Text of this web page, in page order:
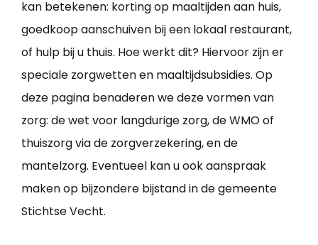
kan betekenen: korting op maaltijden aan huis,
goedkoop aanschuiven bij een lokaal restaurant,
of hulp bij u thuis. Hoe werkt dit? Hiervoor zijn er
speciale zorgwetten en maaltijdsubsidies. Op
deze pagina benaderen we deze vormen van
zorg: de wet voor langdurige zorg, de WMO of
thuiszorg via de zorgverzekering, en de
mantelzorg. Eventueel kan u ook aanspraak
maken op bijzondere bijstand in de gemeente
Stichtse Vecht.